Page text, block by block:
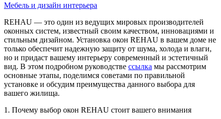
Мебель и дизайн интерьера
REHAU — это один из ведущих мировых производителей
оконных систем, известный своим качеством, инновациями и
стильным дизайном. Установка окон REHAU в вашем доме не
только обеспечит надежную защиту от шума, холода и влаги,
но и придаст вашему интерьеру современный и эстетичный
вид. В этом подробном руководстве ссылка мы рассмотрим
основные этапы, поделимся советами по правильной
установке и обсудим преимущества данного выбора для
вашего жилища.
1. Почему выбор окон REHAU стоит вашего внимания